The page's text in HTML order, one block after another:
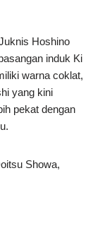
Hoshino
induk Ki
warna coklat,
yang kini
pekat dengan
Showa,